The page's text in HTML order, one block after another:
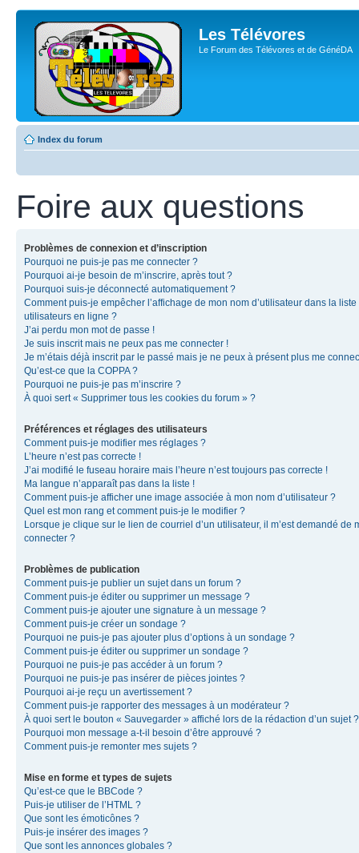
Les Télévores
Le Forum des Télévores et de GénéDA
Index du forum
Foire aux questions
Problèmes de connexion et d’inscription
Pourquoi ne puis-je pas me connecter ?
Pourquoi ai-je besoin de m’inscrire, après tout ?
Pourquoi suis-je déconnecté automatiquement ?
Comment puis-je empêcher l’affichage de mon nom d’utilisateur dans la liste
utilisateurs en ligne ?
J’ai perdu mon mot de passe !
Je suis inscrit mais ne peux pas me connecter !
Je m’étais déjà inscrit par le passé mais je ne peux à présent plus me
Qu’est-ce que la COPPA ?
Pourquoi ne puis-je pas m’inscrire ?
À quoi sert « Supprimer tous les cookies du forum » ?
Préférences et réglages des utilisateurs
Comment puis-je modifier mes réglages ?
L’heure n’est pas correcte !
J’ai modifié le fuseau horaire mais l’heure n’est toujours pas correcte !
Ma langue n’apparaît pas dans la liste !
Comment puis-je afficher une image associée à mon nom d’utilisateur ?
Quel est mon rang et comment puis-je le modifier ?
Lorsque je clique sur le lien de courriel d’un utilisateur, il m’est demandé de
connecter ?
Problèmes de publication
Comment puis-je publier un sujet dans un forum ?
Comment puis-je éditer ou supprimer un message ?
Comment puis-je ajouter une signature à un message ?
Comment puis-je créer un sondage ?
Pourquoi ne puis-je pas ajouter plus d’options à un sondage ?
Comment puis-je éditer ou supprimer un sondage ?
Pourquoi ne puis-je pas accéder à un forum ?
Pourquoi ne puis-je pas insérer de pièces jointes ?
Pourquoi ai-je reçu un avertissement ?
Comment puis-je rapporter des messages à un modérateur ?
À quoi sert le bouton « Sauvegarder » affiché lors de la rédaction d’un sujet ?
Pourquoi mon message a-t-il besoin d’être approuvé ?
Comment puis-je remonter mes sujets ?
Mise en forme et types de sujets
Qu’est-ce que le BBCode ?
Puis-je utiliser de l’HTML ?
Que sont les émoticônes ?
Puis-je insérer des images ?
Que sont les annonces globales ?